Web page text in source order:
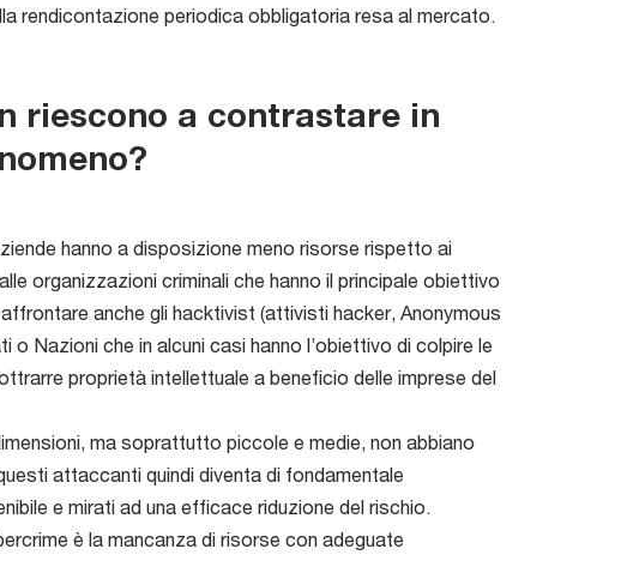
rendicontazione periodica obbligatoria resa al mercato.
riescono a contrastare in
hanno a disposizione meno risorse rispetto ai
organizzazioni criminali che hanno il principale obiettivo
anche gli hacktivist (attivisti hacker, Anonymous
Nazioni che in alcuni casi hanno l’obiettivo di colpire le
proprietà intellettuale a beneficio delle imprese del
ma soprattutto piccole e medie, non abbiano
attaccanti quindi diventa di fondamentale
e mirati ad una efficace riduzione del rischio.
è la mancanza di risorse con adeguate